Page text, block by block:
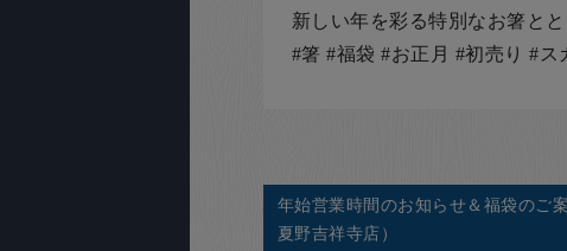
新しい年を彩る特別なお箸と
#箸 #福袋 #お正月 #初売り #ス
年始営業時間のお知らせ＆福袋のご
夏野吉祥寺店）